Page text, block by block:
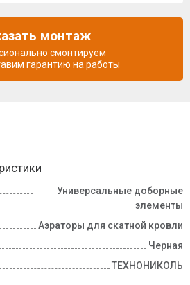
Универсальные доборные
элементы
Аэраторы для скатной кровли
Черная
ТЕХНОНИКОЛЬ
монтаж
смонтируем
гарантию на работы